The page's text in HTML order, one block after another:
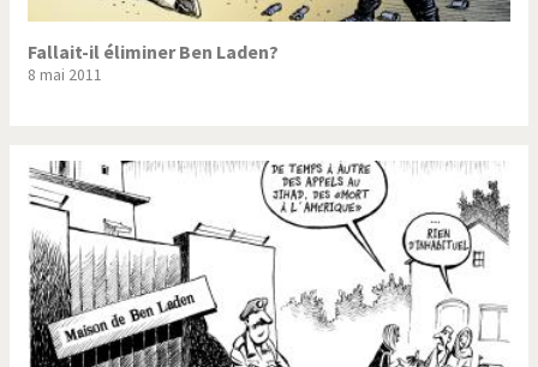
Fallait-il éliminer Ben Laden?
8 mai 2011